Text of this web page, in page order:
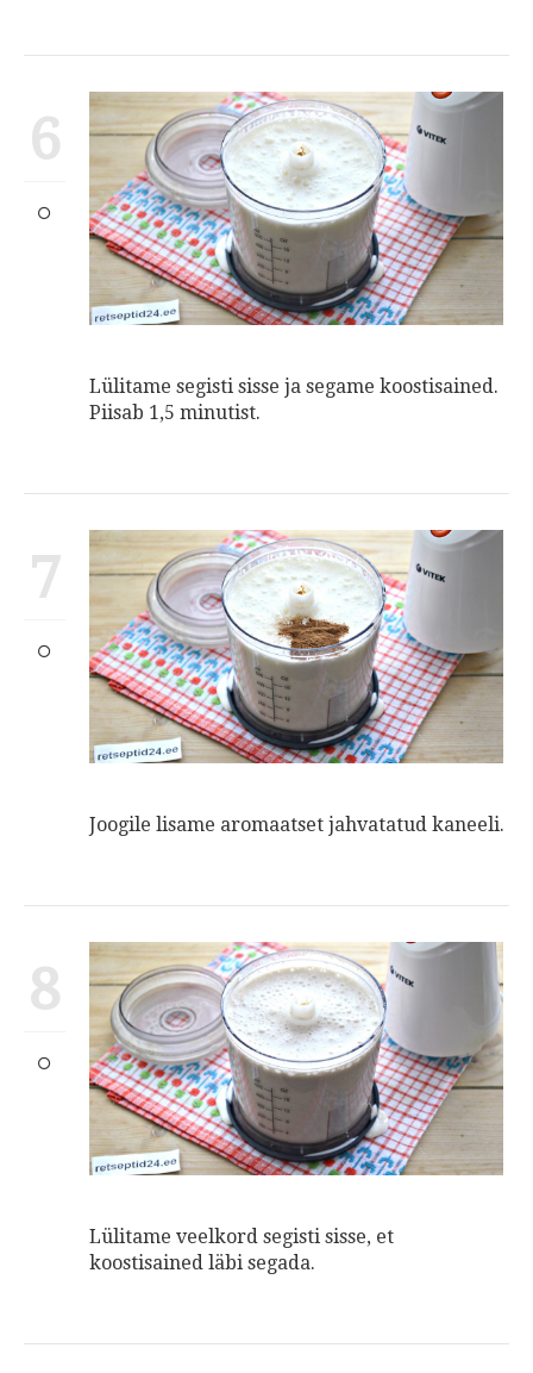
6
Lülitame segisti sisse ja segame koostisained.
Piisab 1,5 minutist.
7
Joogile lisame aromaatset jahvatatud kaneeli.
8
Lülitame veelkord segisti sisse, et
koostisained läbi segada.